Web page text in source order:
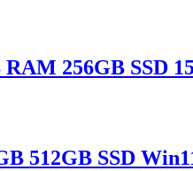
256GB SSD
512GB SSD